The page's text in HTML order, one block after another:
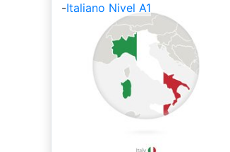
-Italiano Nivel A1